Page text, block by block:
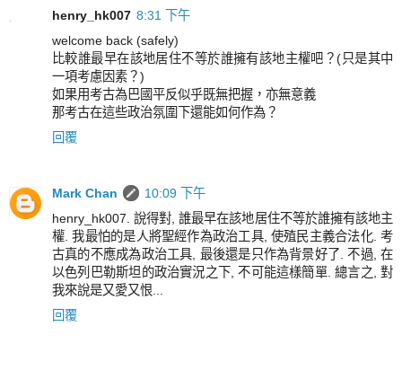
henry_hk007 8:31 下午
welcome back (safely)
比較誰最早在該地居住不等於誰擁有該地主權吧？(只是其中
一項考慮因素？)
如果用考古為巴國平反似乎既無把握，亦無意義
那考古在這些政治氛圍下還能如何作為？
回覆
Mark Chan
10:09 下午
henry_hk007. 說得對, 誰最早在該地居住不等於誰擁有該地主
權. 我最怕的是人將聖經作為政治工具, 使殖民主義合法化. 考
古真的不應成為政治工具, 最後還是只作為背景好了. 不過, 在
以色列巴勒斯坦的政治實況之下, 不可能這樣簡單. 總言之, 對
我來說是又愛又恨...
回覆